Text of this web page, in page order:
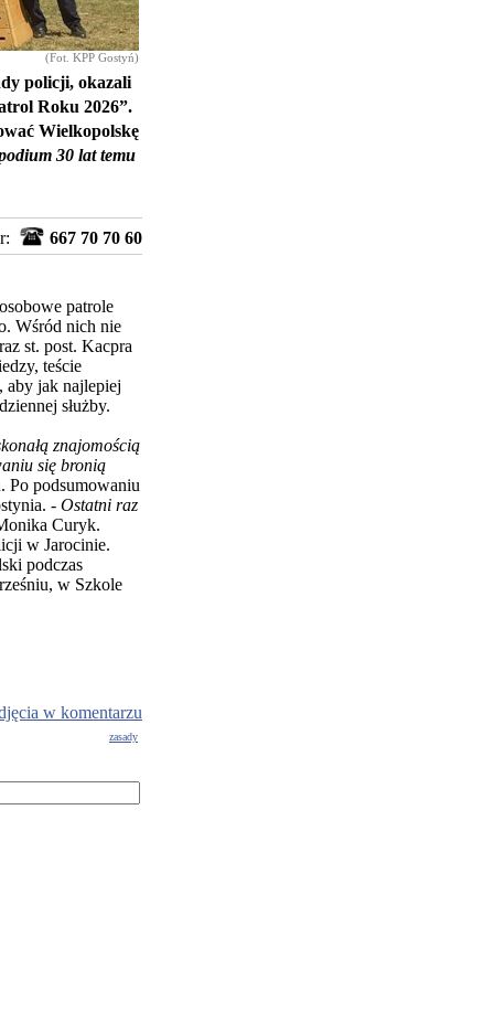
(Fot. KPP Gostyń)
policji, okazali
Roku 2026”.
Wielkopolskę
30 lat temu
667 70 70 60
patrole
Wśród nich nie
st. post. Kacpra
teście
aby jak najlepiej
służby.
znajomością
się bronią
Po podsumowaniu
- Ostatni raz
Curyk.
w Jarocinie.
podczas
w Szkole
w komentarzu
zasady